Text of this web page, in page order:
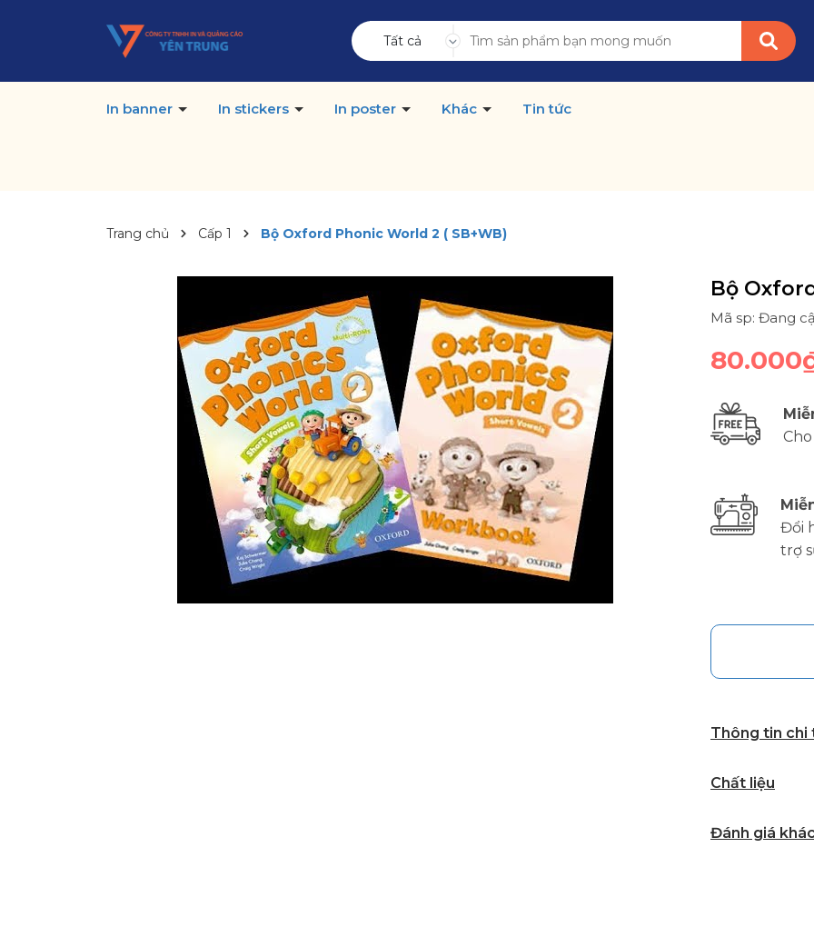
Tất cả
In banner In stickers In poster Khác Tin tức
Trang chủ Cấp 1 Bộ Oxford Phonic World 2 ( SB+WB)
Bộ
Mã sp: Đang
Đổi
trợ
Thông tin chi
Chất liệu
Đánh giá